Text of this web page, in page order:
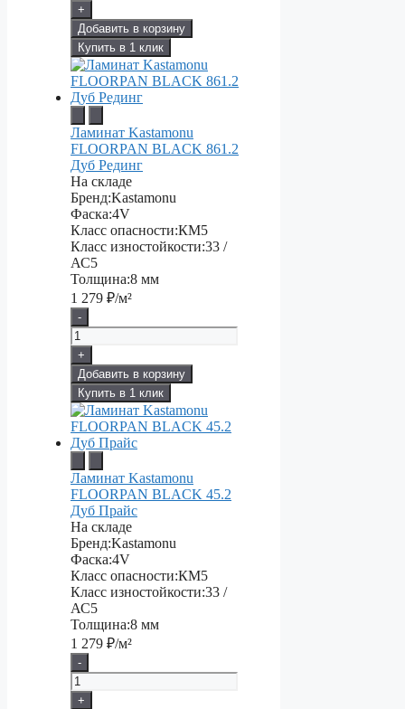
+
Добавить в корзину
Купить в 1 клик
Ламинат Kastamonu
FLOORPAN BLACK 861.2
Дуб Рединг
На складе
Бренд:Kastamonu
Фаска:4V
Класс опасности:КМ5
Класс изностойкости:33 /
АС5
Толщина:8 мм
1 279 ₽/м²
-
+
Добавить в корзину
Купить в 1 клик
Ламинат Kastamonu
FLOORPAN BLACK 45.2
Дуб Прайс
На складе
Бренд:Kastamonu
Фаска:4V
Класс опасности:КМ5
Класс изностойкости:33 /
АС5
Толщина:8 мм
1 279 ₽/м²
-
+